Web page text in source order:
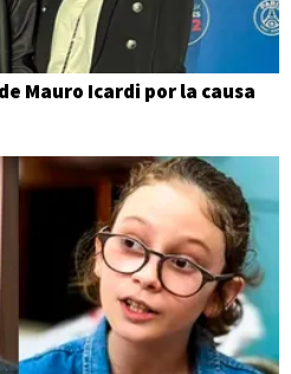
Mauro Icardi por la causa